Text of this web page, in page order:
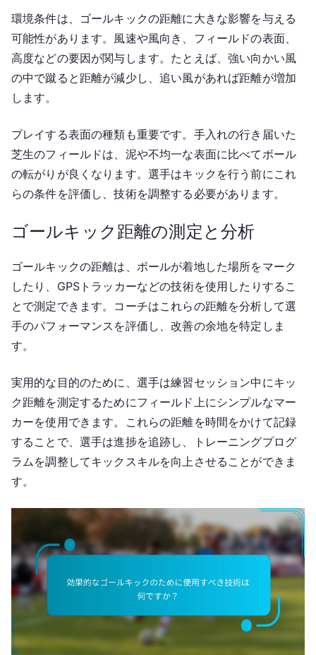
環境条件は、ゴールキックの距離に大きな影響を与える
可能性があります。風速や風向き、フィールドの表面、
高度などの要因が関与します。たとえば、強い向かい風
の中で蹴ると距離が減少し、追い風があれば距離が増加
します。
プレイする表面の種類も重要です。手入れの行き届いた
芝生のフィールドは、泥や不均一な表面に比べてボール
の転がりが良くなります。選手はキックを行う前にこれ
らの条件を評価し、技術を調整する必要があります。
ゴールキック距離の測定と分析
ゴールキックの距離は、ボールが着地した場所をマーク
したり、GPSトラッカーなどの技術を使用したりするこ
とで測定できます。コーチはこれらの距離を分析して選
手のパフォーマンスを評価し、改善の余地を特定しま
す。
実用的な目的のために、選手は練習セッション中にキッ
ク距離を測定するためにフィールド上にシンプルなマー
カーを使用できます。これらの距離を時間をかけて記録
することで、選手は進捗を追跡し、トレーニングプログ
ラムを調整してキックスキルを向上させることができま
す。